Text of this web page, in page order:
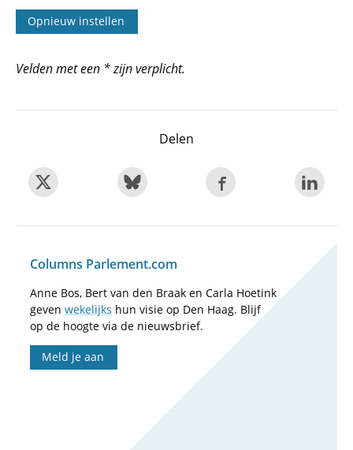
Velden met een * zijn verplicht.
Delen
Columns Parlement.com
Anne Bos, Bert van den Braak en Carla Hoetink
geven wekelijks hun visie op Den Haag. Blijf
op de hoogte via de nieuwsbrief.
Meld je aan